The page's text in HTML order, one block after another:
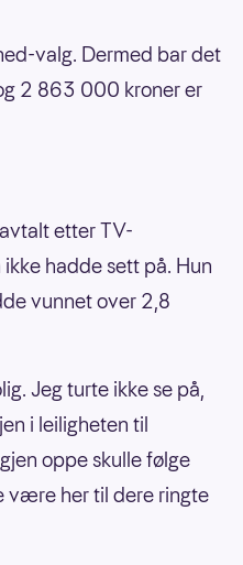
valg. Dermed bar det
2 863 000 kroner er
etter TV-
hadde sett på. Hun
vunnet over 2,8
Jeg turte ikke se på,
i leiligheten til
oppe skulle følge
være her til dere ringte